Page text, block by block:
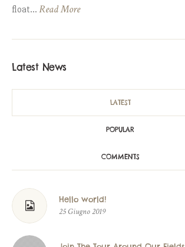
float... Read More
Latest News
LATEST
POPULAR
COMMENTS
Hello world!
25 Giugno 2019